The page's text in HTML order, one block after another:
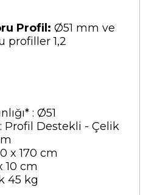
Profil: Ø51 mm ve
profiller 1,2
: Ø51
Profil Destekli - Çelik
x 170 cm
10 cm
45 kg